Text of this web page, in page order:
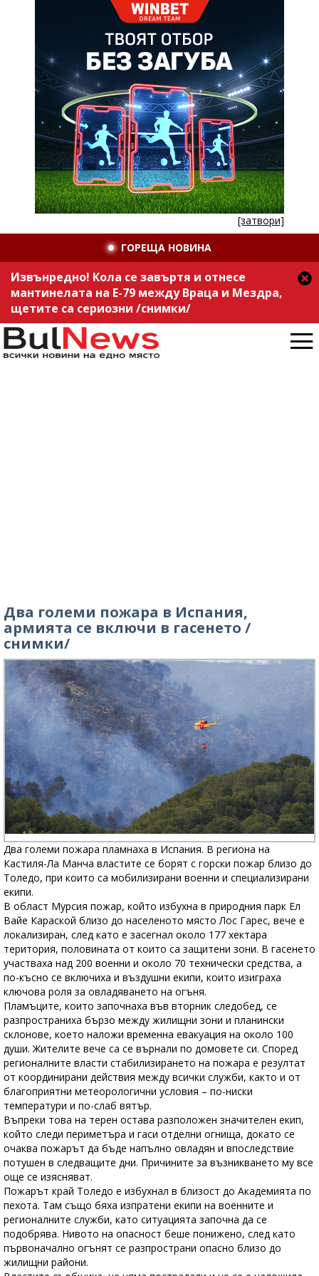
[затвори]
ГОРЕЩА НОВИНА
Извънредно! Кола се завъртя и отнесе
мантинелата на Е-79 между Враца и Мездра,
щетите са сериозни /снимки/
Два големи пожара в Испания,
армията се включи в гасенето /
снимки/
Два големи пожара пламнаха в Испания. В региона на
Кастиля-Ла Манча властите се борят с горски пожар близо до
Толедо, при които са мобилизирани военни и специализирани
екипи.
В област Мурсия пожар, който избухна в природния парк Ел
Вайе Караской близо до населеното място Лос Гарес, вече е
локализиран, след като е засегнал около 177 хектара
територия, половината от които са защитени зони. В гасенето
участваха над 200 военни и около 70 технически средства, а
по-късно се включиха и въздушни екипи, които изиграха
ключова роля за овладяването на огъня.
Пламъците, които започнаха във вторник следобед, се
разпространиха бързо между жилищни зони и планински
склонове, което наложи временна евакуация на около 100
души. Жителите вече са се върнали по домовете си. Според
регионалните власти стабилизирането на пожара е резултат
от координирани действия между всички служби, както и от
благоприятни метеорологични условия – по-ниски
температури и по-слаб вятър.
Въпреки това на терен остава разположен значителен екип,
който следи периметъра и гаси отделни огнища, докато се
очаква пожарът да бъде напълно овладян и впоследствие
потушен в следващите дни. Причините за възникването му все
още се изясняват.
Пожарът край Толедо е избухнал в близост до Академията по
пехота. Там също бяха изпратени екипи на военните и
регионалните служби, като ситуацията започна да се
подобрява. Нивото на опасност беше понижено, след като
първоначално огънят се разпространи опасно близо до
жилищни райони.